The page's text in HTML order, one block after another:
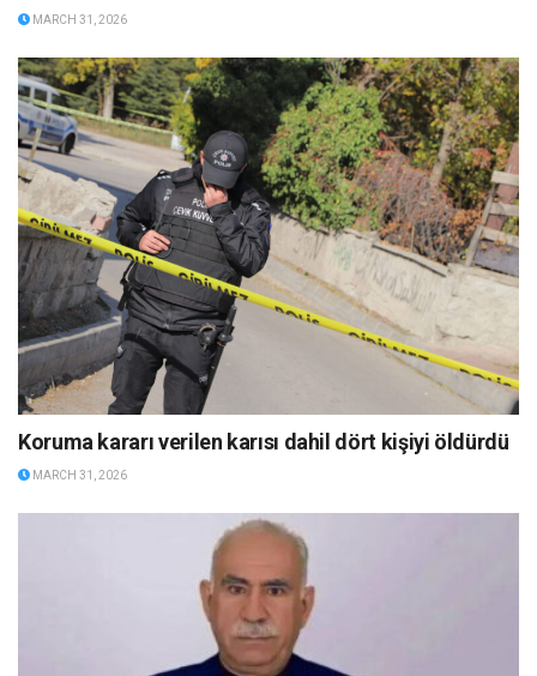
MARCH 31, 2026
Koruma kararı verilen karısı dahil dört kişiyi öldürdü
MARCH 31, 2026